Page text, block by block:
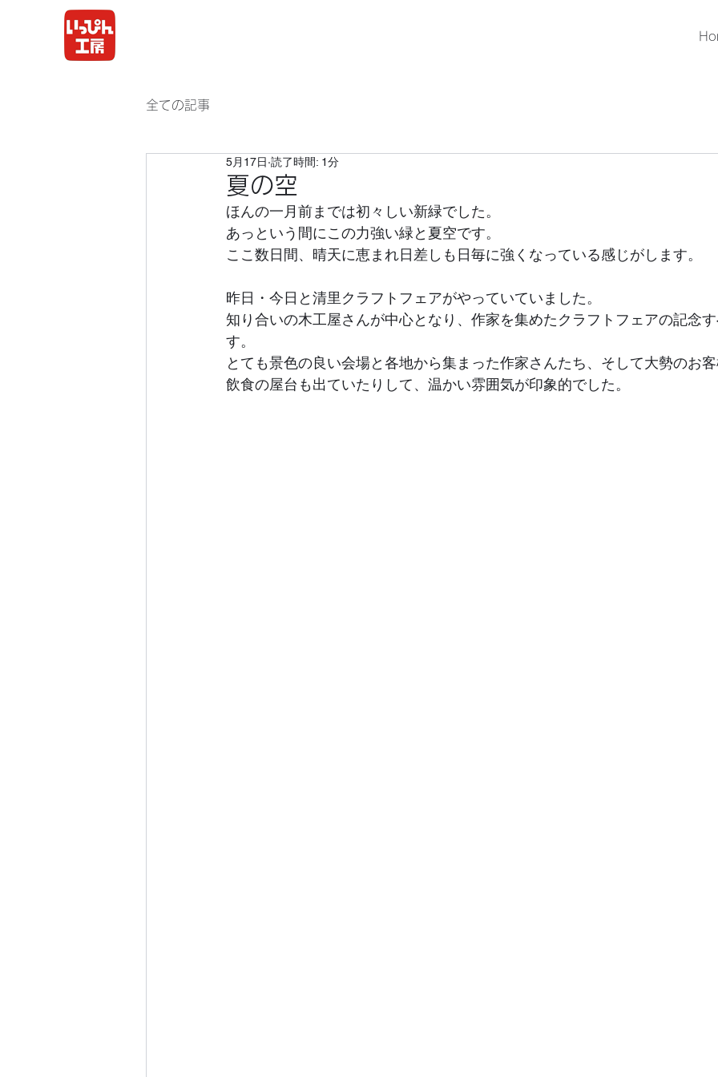
全ての記事
夏の空
5月17日 読了時間: 1分
ほんの一月前までは初々しい新緑でした。
あっという間にこの力強い緑と夏空です。
ここ数日間、晴天に恵まれ日差しも日毎に強くなっている感じがします。
昨日・今日と清里クラフトフェアがやっていていました。
知り合いの木工屋さんが中心となり、作家を集めたクラフトフェアの記念
す。
とても景色の良い会場と各地から集まった作家さんたち、そして大勢のお
飲食の屋台も出ていたりして、温かい雰囲気が印象的でした。